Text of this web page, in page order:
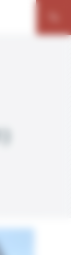
consentement